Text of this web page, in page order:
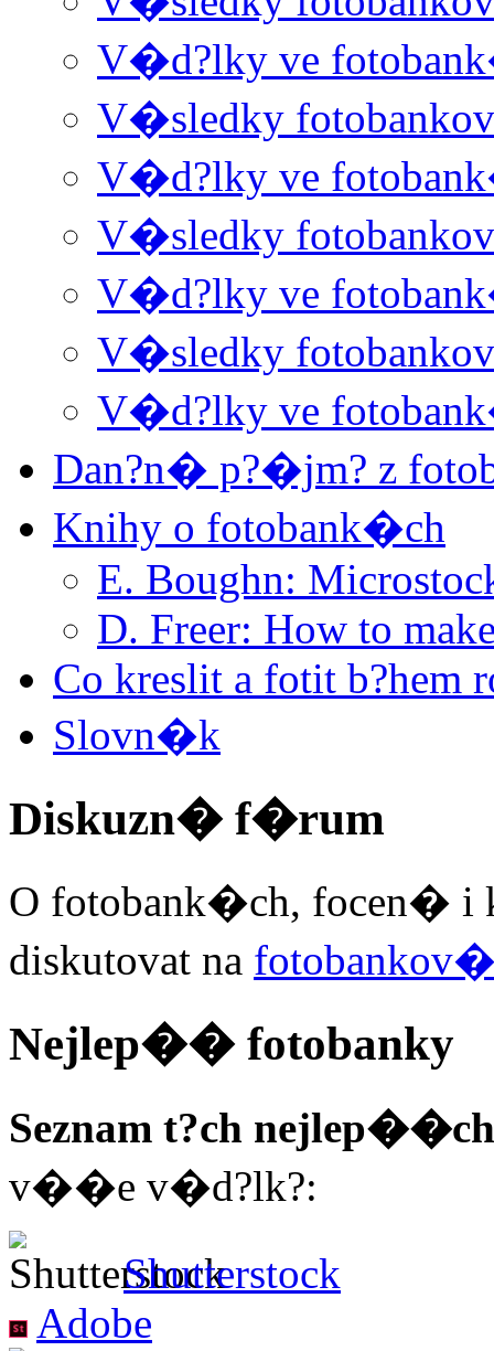
V�d?lky ve
V�sledky
V�d?lky ve
V�sledky
V�d?lky ve
V�sledky
V�d?lky ve
Dan?n� p?�jm? z
Knihy o fotobank�ch
E. Boughn:
D. Freer: How to
Co kreslit a fotit b?hem
Slovn�k
Diskuzn� f�rum
O fotobank�ch, focen� i
diskutovat na
Nejlep�� fotobanky
Seznam t?ch
v��e v�d?lk?:
Shutterstock
Adobe